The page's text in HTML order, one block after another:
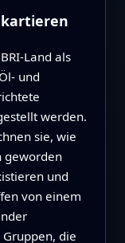
kartieren
Land als
und
werden.
sie, wie
geworden
und
von einem
die